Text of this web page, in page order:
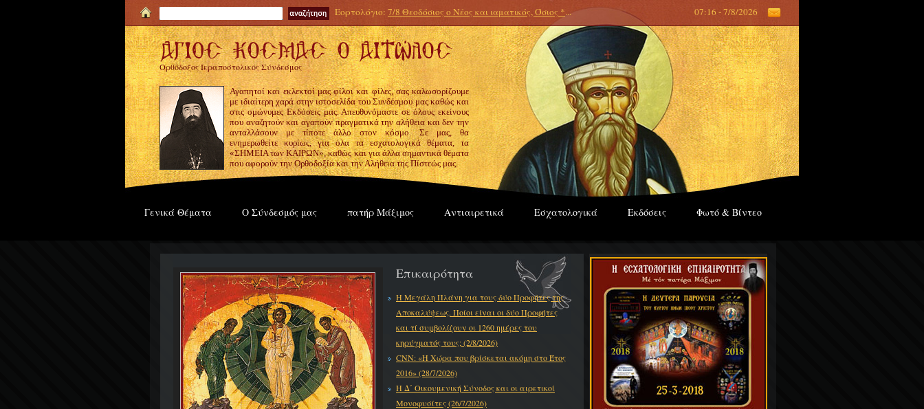
Εορτολόγιο: 7/8 Θεοδόσιος ο Νέος και ιαματικός, Όσιος *... 07:16 - 7/8/2026
Ορθόδοξος Ιεραποστολικός Σύνδεσμος
Αγαπητοί και εκλεκτοί μας φίλοι και φίλες, σας καλωσορίζουμε
με ιδιαίτερη χαρά στην ιστοσελίδα του Συνδέσμου μας καθώς και
στις ομώνυμες Εκδόσεις μας. Απευθυνόμαστε σε όλους εκείνους
που αναζητούν και αγαπούν πραγματικά την αλήθεια και δεν την
ανταλλάσουν με τίποτε άλλο στον κόσμο. Σε μας, θα
ενημερωθείτε κυρίως, για όλα τα εσχατολογικά θέματα, τα
«ΣΗΜΕΙΑ των ΚΑΙΡΩΝ», καθώς και για άλλα σημαντικά θέματα
που αφορούν την Ορθοδοξία και την Αλήθεια της Πίστεώς μας.
Γενικά Θέματα Ο Σύνδεσμός μας πατήρ Μάξιμος Αντιαιρετικά Εσχατολογικά Εκδόσεις Φωτό & Βίντεο
Επικαιρότητα
Η Μεγάλη Πλάνη για τους δύο Προφήτες της
Αποκαλύψεως. Ποίοι είναι οι δύο Προφήτες
και τί συμβολίζουν οι 1260 ημέρες του
κηρύγματός τους; (2/8/2026)
CNN: «Η Χώρα που βρίσκεται ακόμη στο Έτος
2016» (28/7/2026)
Η Δ΄ Οικουμενική Σύνοδος και οι αιρετικοί
Μονοφυσίτες (26/7/2026)